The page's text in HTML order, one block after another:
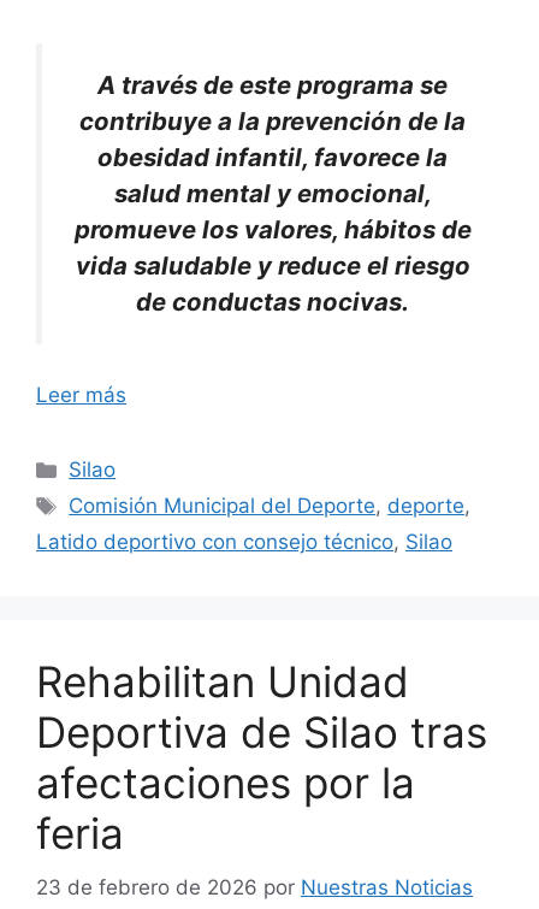
A través de este programa se
contribuye a la prevención de la
obesidad infantil, favorece la
salud mental y emocional,
promueve los valores, hábitos de
vida saludable y reduce el riesgo
de conductas nocivas.
Leer más
Categorías
Silao
Etiquetas
Comisión Municipal del Deporte, deporte,
Latido deportivo con consejo técnico, Silao
Rehabilitan Unidad
Deportiva de Silao tras
afectaciones por la
feria
23 de febrero de 2026 por Nuestras Noticias